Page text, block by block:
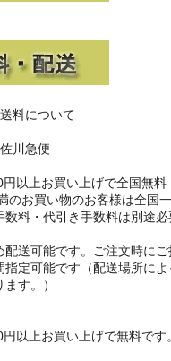
料について
川急便
以上お買い上げで全国無料
お買い物のお客様は全国一
料・代引き手数料は別途必
送可能です。ご注文時にご
定可能です（配送場所に
す。）
以上お買い上げで無料です。